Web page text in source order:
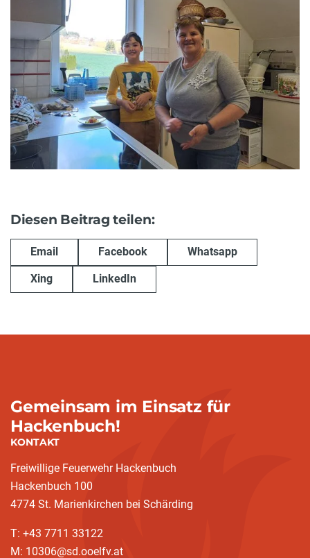
Diesen Beitrag teilen:
Email Facebook Whatsapp
Xing LinkedIn
Gemeinsam im Einsatz für
Hackenbuch!
KONTAKT
Freiwillige Feuerwehr Hackenbuch
Hackenbuch 100
4774 St. Marienkirchen bei Schärding
T: +43 7711 33122
M: 10306@sd.ooelfv.at